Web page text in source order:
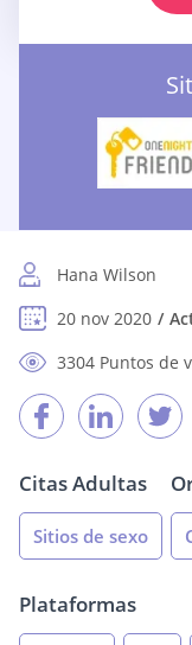
Hana Wilson
20 nov 2020
3304 Puntos de
Citas Adultas
Sitios de sexo
Plataformas